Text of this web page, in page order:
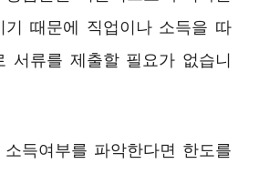
기 때문에 직업이나 소득을 따
서류를 제출할 필요가 없습니
득여부를 파악한다면 한도를